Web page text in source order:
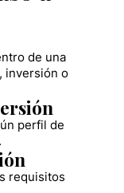
de una
inversión o
perfil de
requisitos